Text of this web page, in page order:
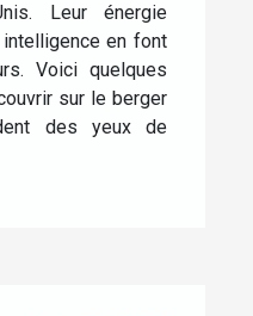
Leur énergie
en font
Voici quelques
sur le berger
des yeux de